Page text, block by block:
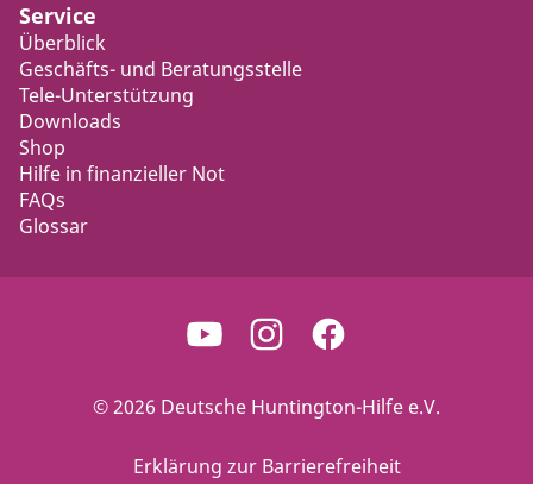
Service
Überblick
Geschäfts- und Beratungsstelle
Tele-Unterstützung
Downloads
Shop
Hilfe in finanzieller Not
FAQs
Glossar
© 2026 Deutsche Huntington-Hilfe e.V.
Erklärung zur Barrierefreiheit